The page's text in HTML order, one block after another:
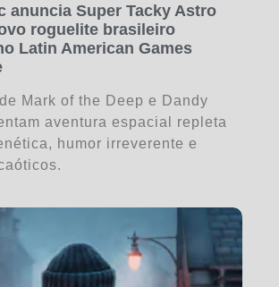
anuncia Super Tacky Astro
roguelite brasileiro
Latin American Games
Mark of the Deep e Dandy
aventura espacial repleta
humor irreverente e